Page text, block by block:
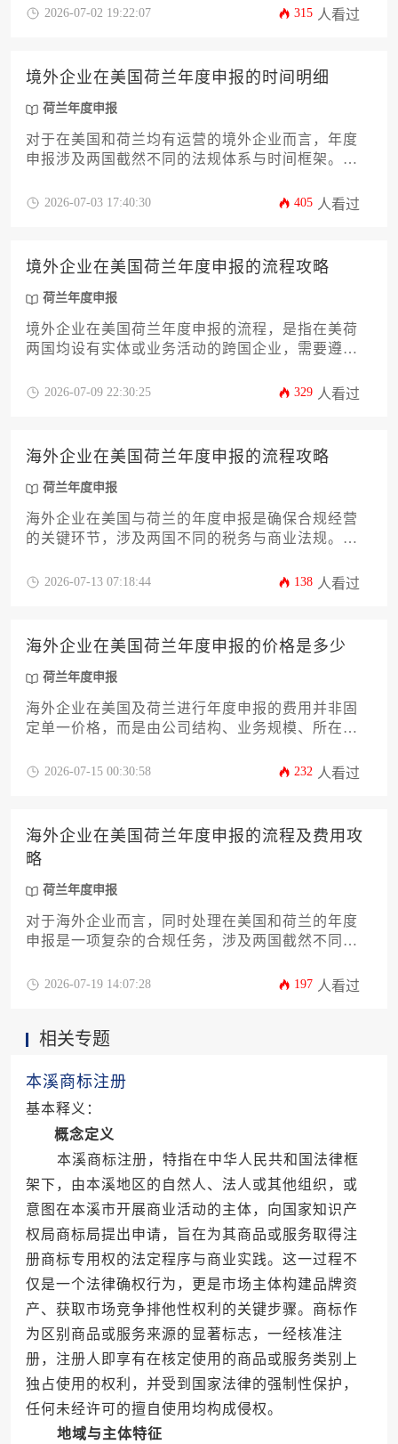
业务性质及合规复杂程度而有显著差异。
2026-07-02 19:22:07 315 人看过
境外企业在美国荷兰年度申报的时间明细
荷兰年度申报
对于在美国和荷兰均有运营的境外企业而言，年度
申报涉及两国截然不同的法规体系与时间框架。美
循严格的财政年度后五个月期限。企业必须精准掌
2026-07-03 17:40:30 405 人看过
境外企业在美国荷兰年度申报的流程攻略
荷兰年度申报
境外企业在美国荷兰年度申报的流程，是指在美荷
两国均设有实体或业务活动的跨国企业，需要遵循
报工作。本攻略将深度解析两国申报的核心差异、
2026-07-09 22:30:25 329 人看过
海外企业在美国荷兰年度申报的流程攻略
荷兰年度申报
海外企业在美国与荷兰的年度申报是确保合规经营
的关键环节，涉及两国不同的税务与商业法规。本
备、两国申报的具体步骤、常见挑战的应对策略以
2026-07-13 07:18:44 138 人看过
海外企业在美国荷兰年度申报的价格是多少
荷兰年度申报
海外企业在美国及荷兰进行年度申报的费用并非固
定单一价格，而是由公司结构、业务规模、所在地
旨在深入剖析两国申报的核心成本构成、常见收费
2026-07-15 00:30:58 232 人看过
海外企业在美国荷兰年度申报的流程及费用攻
略
荷兰年度申报
对于海外企业而言，同时处理在美国和荷兰的年度
申报是一项复杂的合规任务，涉及两国截然不同的
两地申报的核心步骤、关键时间节点、常见费用项
2026-07-19 14:07:28 197 人看过
相关专题
本溪商标注册
基本释义：
概念定义
本溪商标注册，特指在中华人民共和国法律框
架下，由本溪地区的自然人、法人或其他组织，或
意图在本溪市开展商业活动的主体，向国家知识产
权局商标局提出申请，旨在为其商品或服务取得注
册商标专用权的法定程序与商业实践。这一过程不
仅是一个法律确权行为，更是市场主体构建品牌资
产、获取市场竞争排他性权利的关键步骤。商标作
为区别商品或服务来源的显著标志，一经核准注
册，注册人即享有在核定使用的商品或服务类别上
独占使用的权利，并受到国家法律的强制性保护，
任何未经许可的擅自使用均构成侵权。
地域与主体特征